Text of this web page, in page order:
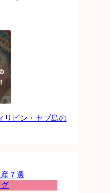
リピン・セブ島の